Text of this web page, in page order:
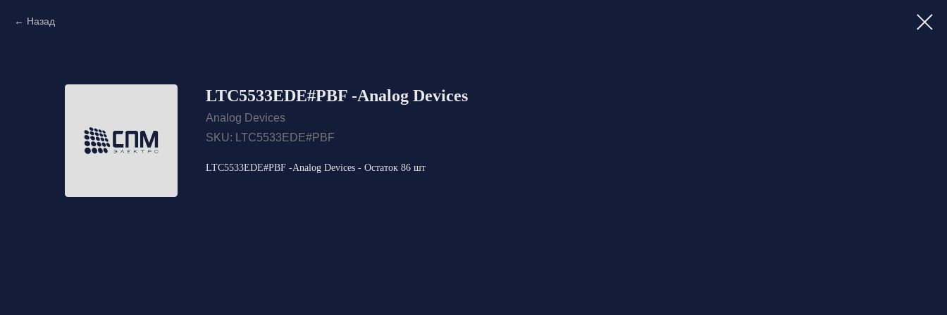
Назад
LTC5533EDE#PBF -Analog Devices
Analog Devices
SKU:
LTC5533EDE#PBF
LTC5533EDE#PBF -Analog Devices - Остаток 86 шт